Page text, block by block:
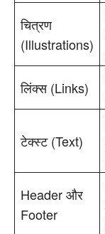
चित्रण
(Illustrations)
लिंक्स (Links)
टेक्स्ट (Text)
Header और
Footer